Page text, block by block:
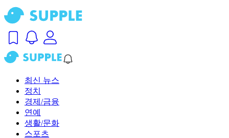
최신 뉴스
정치
경제/금융
연예
생활/문화
스포츠